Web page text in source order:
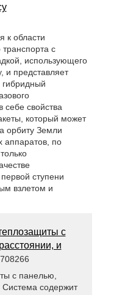
к области
транспорта с
использующего
и представляет
себе свойства
который может
орбиту Земли
аппаратов, по
ступени
взлетом и
с
и
с панелью,
содержит